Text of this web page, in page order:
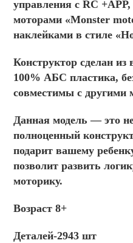
управления с RC
моторами «Monster
наклейками в стиле
Конструктор сделан из
100% АБС пластика,
совместимы с другими
Данная модель — это
полноценный
подарит вашему
позволит развить
моторику.
Возраст 8+
Деталей-2943 шт